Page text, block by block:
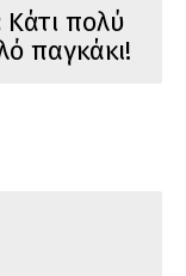
Κάτι πολύ
παγκάκι!